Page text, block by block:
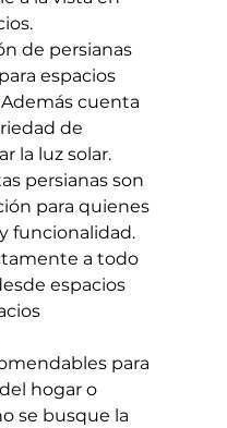
de persianas
espacios
Además cuenta
de
la luz solar.
persianas son
para quienes
funcionalidad.
a todo
espacios
para
hogar o
se busque la